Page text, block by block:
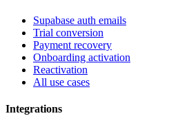
Supabase auth emails
Trial conversion
Payment recovery
Onboarding activation
Reactivation
All use cases
Integrations